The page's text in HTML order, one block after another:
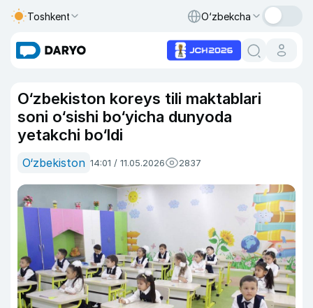
Toshkent O‘zbekcha
O‘zbekiston koreys tili maktablari
soni o‘sishi bo‘yicha dunyoda
yetakchi bo‘ldi
O‘zbekiston 14:01 / 11.05.2026 2837